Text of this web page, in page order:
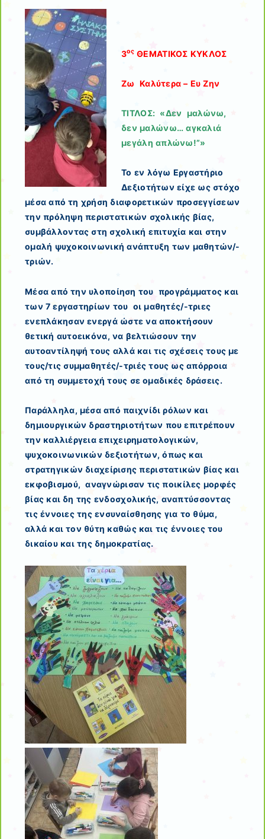
3ος ΘΕΜΑΤΙΚΟΣ ΚΥΚΛΟΣ
Ζω Καλύτερα – Ευ Ζην
ΤΙΤΛΟΣ: «Δεν μαλώνω,
δεν μαλώνω… αγκαλιά
μεγάλη απλώνω!”»
Το εν λόγω Εργαστήριο
Δεξιοτήτων είχε ως στόχο
μέσα από τη χρήση διαφορετικών προσεγγίσεων
την πρόληψη περιστατικών σχολικής βίας,
συμβάλλοντας στη σχολική επιτυχία και στην
ομαλή ψυχοκοινωνική ανάπτυξη των μαθητών/-
τριών.
Μέσα από την υλοποίηση του προγράμματος και
των 7 εργαστηρίων του οι μαθητές/-τριες
ενεπλάκησαν ενεργά ώστε να αποκτήσουν
θετική αυτοεικόνα, να βελτιώσουν την
αυτοαντίληψή τους αλλά και τις σχέσεις τους με
τους/τις συμμαθητές/-τριές τους ως απόρροια
από τη συμμετοχή τους σε ομαδικές δράσεις.
Παράλληλα, μέσα από παιχνίδι ρόλων και
δημιουργικών δραστηριοτήτων που επιτρέπουν
την καλλιέργεια επιχειρηματολογικών,
ψυχοκοινωνικών δεξιοτήτων, όπως και
στρατηγικών διαχείρισης περιστατικών βίας και
εκφοβισμού, αναγνώρισαν τις ποικίλες μορφές
βίας και δη της ενδοσχολικής, αναπτύσσοντας
τις έννοιες της ενσυναίσθησης για το θύμα,
αλλά και τον θύτη καθώς και τις έννοιες του
δικαίου και της δημοκρατίας.